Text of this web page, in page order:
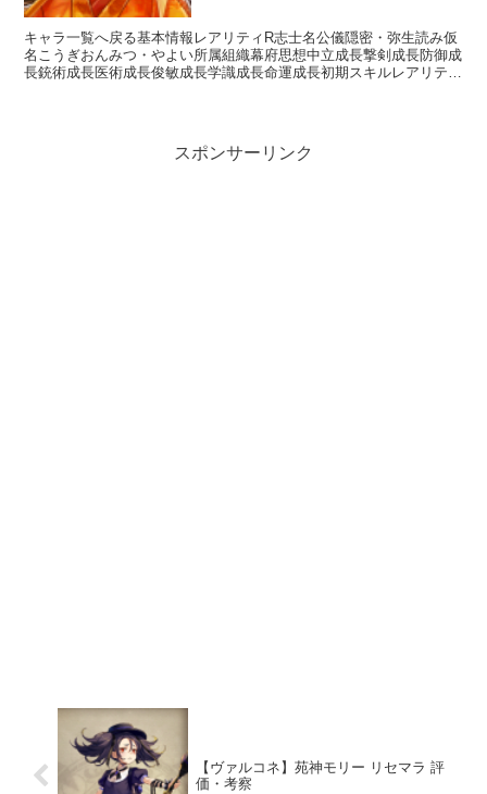
キャラ一覧へ戻る基本情報レアリティR志士名公儀隠密・弥生読み仮
名こうぎおんみつ・やよい所属組織幕府思想中立成長撃剣成長防御成
長銃術成長医術成長俊敏成長学識成長命運成長初期スキルレアリティ
スポンサーリンク
【ヴァルコネ】苑神モリー リセマラ 評
価・考察